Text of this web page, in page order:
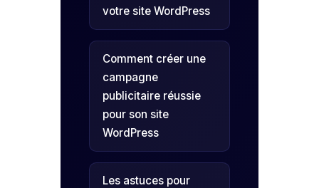
votre site WordPress
Comment créer une
campagne
publicitaire réussie
pour son site
WordPress
Les astuces pour